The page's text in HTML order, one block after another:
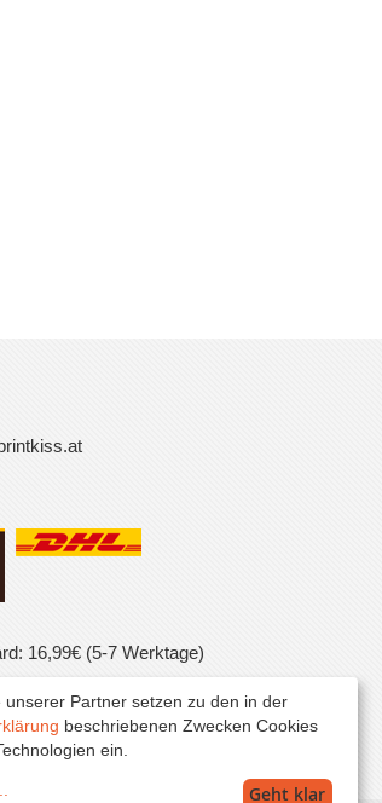
16,99€ (5-7 Werktage)
Preise inkl. MwSt. zzgl. Versand.
unserer Partner setzen zu den in der
beschriebenen Zwecken Cookies
ein.
Geht klar